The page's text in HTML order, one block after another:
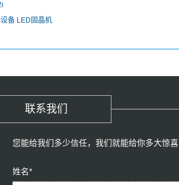
备 LED固晶机
联系我们
您能给我们多少信任，我们就能给你多大惊
姓名*